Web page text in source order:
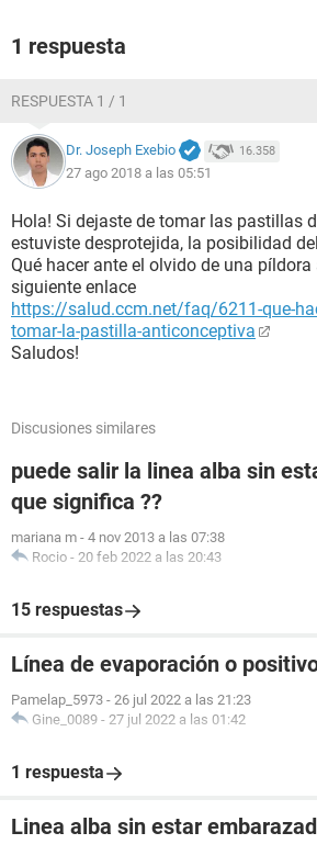
1 respuesta
RESPUESTA 1 / 1
Dr. Joseph Exebio 16.358
27 ago 2018 a las 05:51
Hola! Si dejaste de tomar las pastillas
estuviste desprotejida, la posibilidad
Qué hacer ante el olvido de una
siguiente enlace
https://salud.ccm.net/faq/6211-que-
tomar-la-pastilla-anticonceptiva
Saludos!
Discusiones similares
puede salir la linea alba sin
que significa ??
mariana m - 4 nov 2013 a las 07:38
Rocio - 20 feb 2022 a las 20:43
15 respuestas
Línea de evaporación o
Pamelap_5973 - 26 jul 2022 a las 21:23
Gine_0089 - 27 jul 2022 a las 01:42
1 respuesta
Linea alba sin estar